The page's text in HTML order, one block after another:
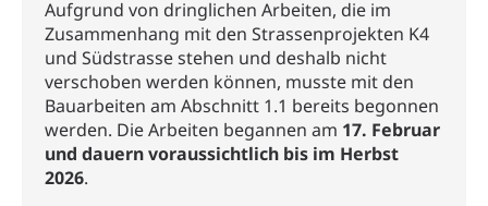
Aufgrund von dringlichen Arbeiten, die im
Zusammenhang mit den Strassenprojekten K4
und Südstrasse stehen und deshalb nicht
verschoben werden können, musste mit den
Bauarbeiten am Abschnitt 1.1 bereits begonnen
werden. Die Arbeiten begannen am 17. Februar
und dauern voraussichtlich bis im Herbst
2026.
(fabia)
Schutz vor Diskriminierung
Strafrecht, Strafrechtspflege, Gerichtsverfahren,
Strafregistereintrag, Strafregisterauszug,
Kriminalität
Strafverfahren Staatsanwaltschaft
Strafregisterauszug bestellen (EJPD)
Vormundschaft
Vormund, Amtsvormund, Mündel,
Vormundschaftsbehörde, Kindesschutz,
Jugendschutz